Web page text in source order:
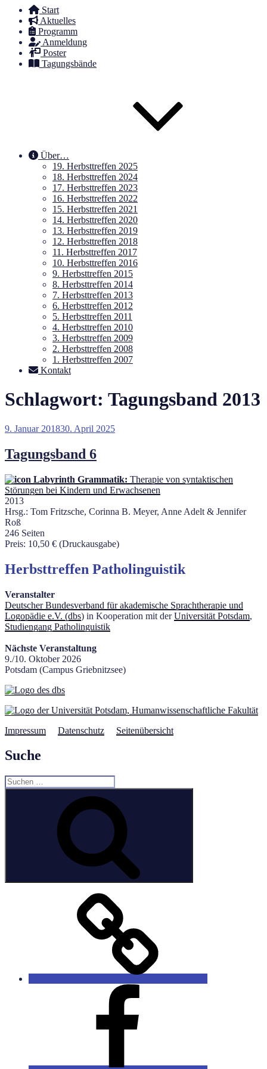
Start
Aktuelles
Programm
Anmeldung
Poster
Tagungsbände
Über…
19. Herbsttreffen 2025
18. Herbsttreffen 2024
17. Herbsttreffen 2023
16. Herbsttreffen 2022
15. Herbsttreffen 2021
14. Herbsttreffen 2020
13. Herbsttreffen 2019
12. Herbsttreffen 2018
11. Herbsttreffen 2017
10. Herbsttreffen 2016
9. Herbsttreffen 2015
8. Herbsttreffen 2014
7. Herbsttreffen 2013
6. Herbsttreffen 2012
5. Herbsttreffen 2011
4. Herbsttreffen 2010
3. Herbsttreffen 2009
2. Herbsttreffen 2008
1. Herbsttreffen 2007
Kontakt
Schlagwort: Tagungsband 2013
Veröffentlicht
9. Januar 201830. April 2025
Tagungsband 6
Labyrinth Grammatik: Therapie von syntaktischen
Störungen bei Kindern und Erwachsenen
2013
Hrsg.: Tom Fritzsche, Corinna B. Meyer, Anne Adelt & Jennifer
Roß
246 Seiten
Preis: 10,50 € (Druckausgabe)
Herbsttreffen Patholinguistik
Veranstalter
Deutscher Bundesverband für akademische Sprachtherapie und
Logopädie e.V. (dbs) in Kooperation mit derUniversität Potsdam,
Studiengang Patholinguistik
Nächste Veranstaltung
9./10. Oktober 2026
Potsdam (Campus Griebnitzsee)
Impressum Datenschutz Seitenübersicht
Suche
Suchen
nach: